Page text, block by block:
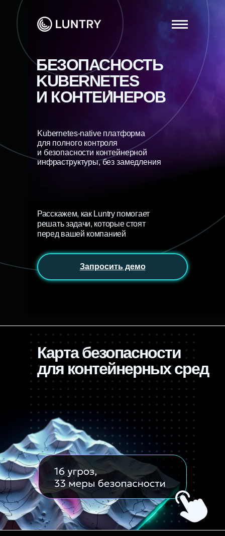
Запросить демо
Расскажем, как Luntry помогает
решать задачи, которые стоят
перед вашей компанией
KUBERNETES
БЕЗОПАСНОСТЬ
И КОНТЕИНЕРОВ
Kubernetes-native платформа
для полного контроля
и безопасности контейнерной
инфраструктуры, без замедления
Карта безопасности
для контейнерных сред